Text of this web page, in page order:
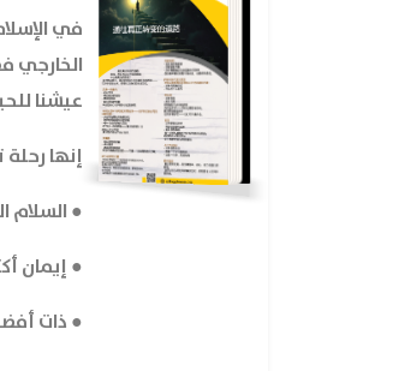
في
الخارجي
عيشنا
إنها
● السلام
● إيمان
● ذات